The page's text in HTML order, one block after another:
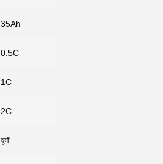
35Ah
0.5C
1C
2C
হ্যাঁ